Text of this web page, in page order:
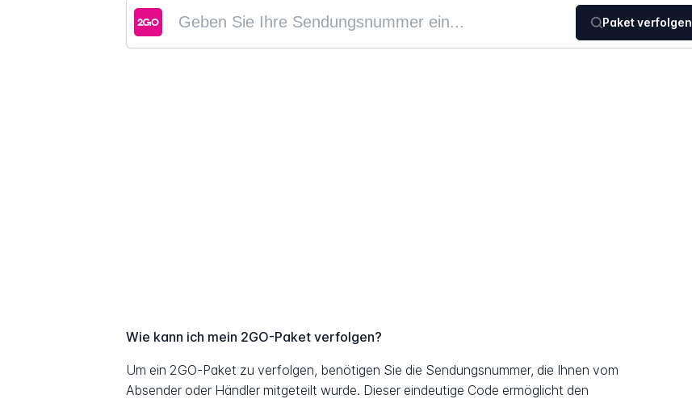
Paket verfolgen
Wie kann ich mein 2GO-Paket verfolgen?
Um ein 2GO-Paket zu verfolgen, benötigen Sie die Sendungsnummer, die Ihnen vom
Absender oder Händler mitgeteilt wurde. Dieser eindeutige Code ermöglicht den